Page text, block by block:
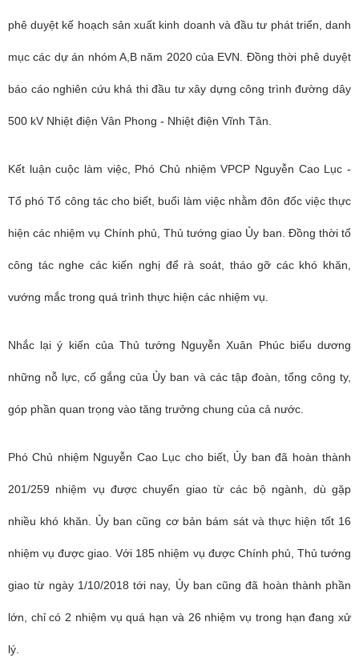
phê duyệt kế hoạch sản xuất kinh doanh và đầu tư phát triển, danh
mục các dự án nhóm A,B năm 2020 của EVN. Đồng thời phê duyệt
báo cáo nghiên cứu khả thi đầu tư xây dựng công trình đường dây
500 kV Nhiệt điện Vân Phong - Nhiệt điện Vĩnh Tân.
Kết luận cuộc làm việc, Phó Chủ nhiệm VPCP Nguyễn Cao Lục -
Tổ phó Tổ công tác cho biết, buổi làm việc nhằm đôn đốc việc thực
hiện các nhiệm vụ Chính phủ, Thủ tướng giao Ủy ban. Đồng thời tổ
công tác nghe các kiến nghị để rà soát, tháo gỡ các khó khăn,
vướng mắc trong quá trình thực hiện các nhiệm vụ.
Nhắc lại ý kiến của Thủ tướng Nguyễn Xuân Phúc biểu dương
những nỗ lực, cố gắng của Ủy ban và các tập đoàn, tổng công ty,
góp phần quan trọng vào tăng trưởng chung của cả nước.
Phó Chủ nhiệm Nguyễn Cao Lục cho biết, Ủy ban đã hoàn thành
201/259 nhiệm vụ được chuyển giao từ các bộ ngành, dù gặp
nhiều khó khăn. Ủy ban cũng cơ bản bám sát và thực hiện tốt 16
nhiệm vụ được giao. Với 185 nhiệm vụ được Chính phủ, Thủ tướng
giao từ ngày 1/10/2018 tới nay, Ủy ban cũng đã hoàn thành phần
lớn, chỉ có 2 nhiệm vụ quá hạn và 26 nhiệm vụ trong hạn đang xử
lý.